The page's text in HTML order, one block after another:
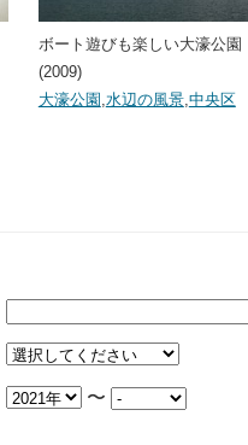
ボート遊びも楽しい大濠公園
(2009)
大濠公園 水辺の風景, 中央区
〜